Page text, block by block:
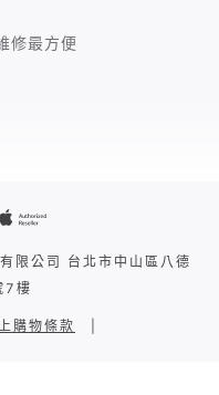
修最方便
公司 台北市中山區八德
7樓
購物條款